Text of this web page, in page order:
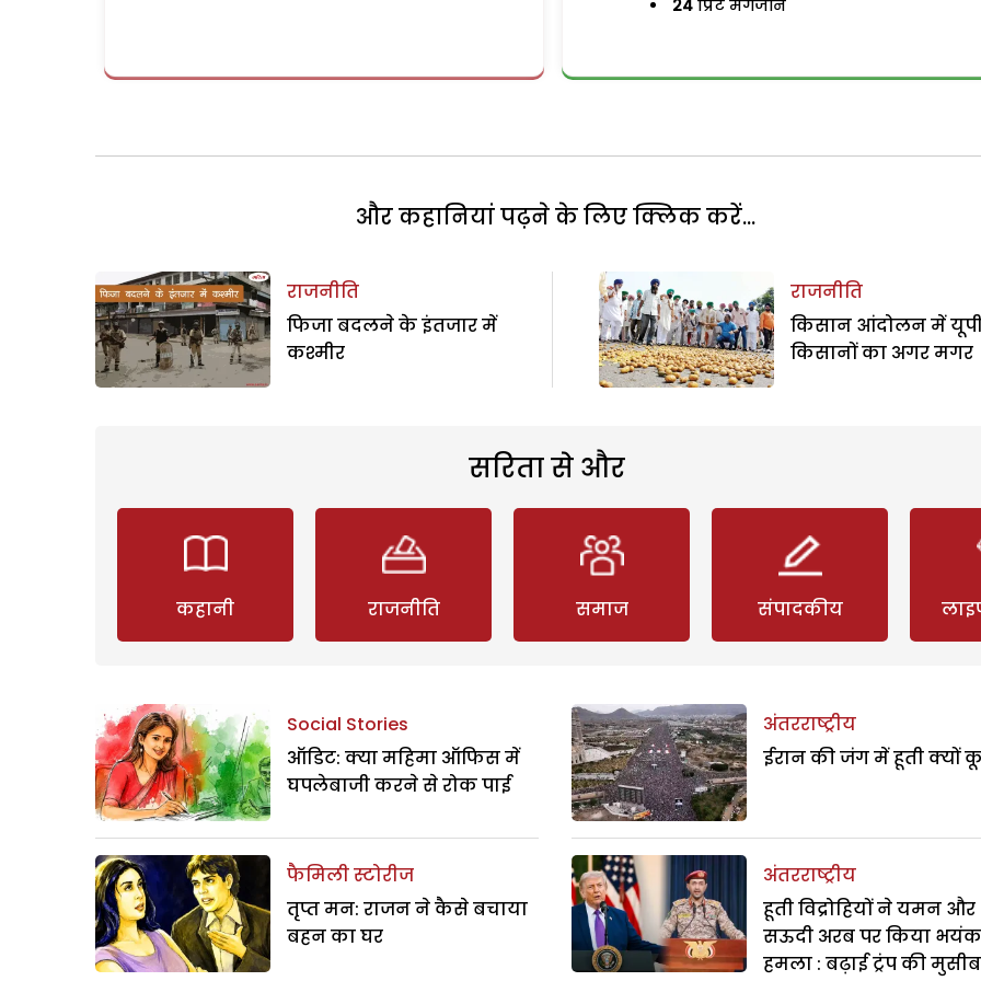
24 प्रिंट मैगजीन
और कहानियां पढ़ने के लिए क्लिक करें...
राजनीति
फिजा बदलने के इंतजार में
कश्मीर
राजनीति
किसान आंदोलन में
किसानों का अगर मगर
सरिता से और
कहानी राजनीति समाज संपादकीय
Social Stories
ऑडिट: क्या महिमा ऑफिस में
घपलेबाजी करने से रोक पाई
फैमिली स्टोरीज
तृप्त मन: राजन ने कैसे बचाया
बहन का घर
अंतरराष्ट्रीय
ईरान की जंग में हूती क्यों
अंतरराष्ट्रीय
हूती विद्रोहियों ने यमन और
सऊदी अरब पर किया
हमला : बढ़ाई ट्रंप की